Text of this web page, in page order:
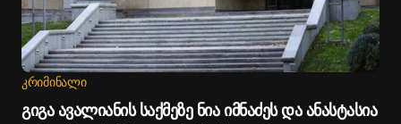
ᲙᲠᲘᲛᲘᲜᲐᲚᲘ
გიგა ავალიანის საქმეზე ნია იმნაძეს და ანასტასია